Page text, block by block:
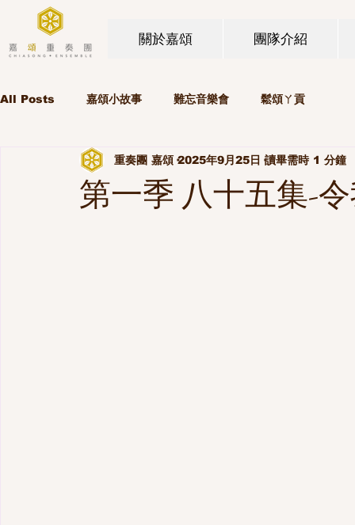
關於嘉頌 團隊介紹
All Posts 嘉頌小故事 難忘音樂會 鬆頌ㄚ貢
第一季 八十五集-
重奏團 嘉頌 2025年9月25日 讀畢需時 1 分鐘